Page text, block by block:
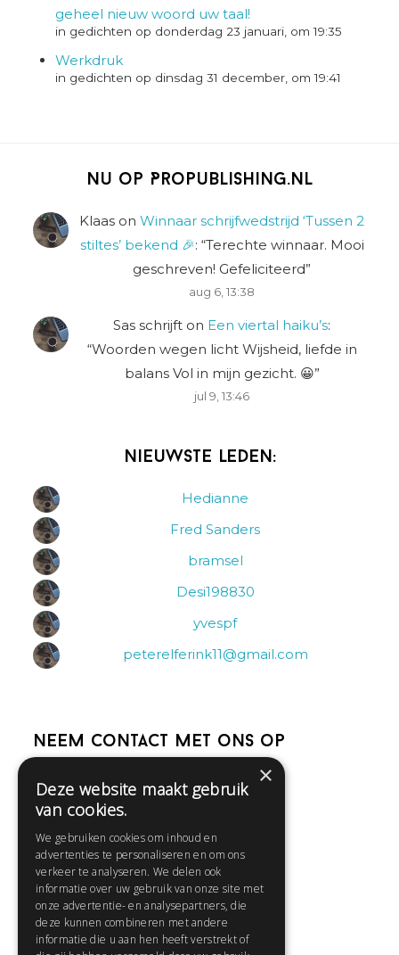
geheel nieuw woord uw taal!
in gedichten op donderdag 23 januari, om 19:35
Werkdruk
in gedichten op dinsdag 31 december, om 19:41
Nu op Propublishing.nl
Klaas on Winnaar schrijfwedstrijd ‘Tussen 2
stiltes’ bekend 🎉: “Terechte winnaar. Mooi
geschreven! Gefeliciteerd”
aug 6, 13:38
Sas schrijft on Een viertal haiku’s:
“Woorden wegen licht Wijsheid, liefde in
balans Vol in mijn gezicht. 😀”
jul 9, 13:46
Nieuwste leden:
Hedianne
Fred Sanders
bramsel
Desi198830
yvespf
peterelferink11@gmail.com
Neem contact met ons op
Help
Contact
Huisregels
Snel naar:
×
Deze website maakt gebruik
van cookies.
We gebruiken cookies om inhoud en
advertenties te personaliseren en om ons
verkeer te analyseren. We delen ook
informatie over uw gebruik van onze site met
onze advertentie- en analysepartners, die
deze kunnen combineren met andere
informatie die u aan hen heeft verstrekt of